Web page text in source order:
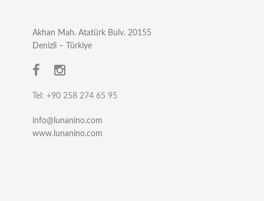
Akhan Mah. Atatürk Bulv. 20155
Denizli – Türkiye
Tel: +90 258 274 65 95
info@lunanino.com
www.lunanino.com